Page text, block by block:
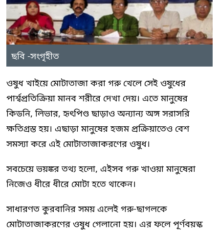
ছবি -সংগৃহীত
ওষুধ খাইয়ে মোটাতাজা করা গরু খেলে সেই ওষুধের
পার্শ্বপ্রতিক্রিয়া মানব শরীরে দেখা দেয়। এতে মানুষের
কিডনি, লিভার, হৃৎপিণ্ড ছাড়াও অন্যান্য অঙ্গ সরাসরি
ক্ষতিগ্রস্ত হয়। এছাড়া মানুষের হজম প্রক্রিয়াতেও বেশ
সমস্যা করে এই মোটাতাজাকরণের ওষুধ।
সবচেয়ে ভয়ঙ্কর তথ্য হলো, এইসব গরু খাওয়া মানুষেরা
নিজেও ধীরে ধীরে মোটা হতে থাকেন।
সাধারণত কুরবানির সময় এলেই গরু-ছাগলকে
মোটাতাজাকরণের ওষুধ গেলানো হয়। এর ফলে পূর্ণবয়স্ক